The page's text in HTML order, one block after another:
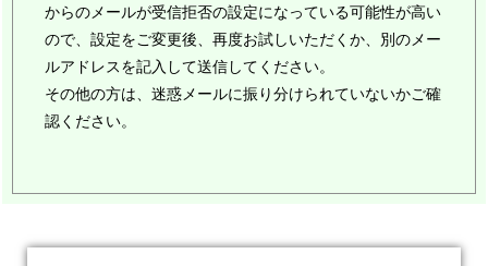
からのメールが受信拒否の設定になっている可能性が高い
ので、設定をご変更後、再度お試しいただくか、別のメー
ルアドレスを記入して送信してください。
その他の方は、迷惑メールに振り分けられていないかご確
認ください。